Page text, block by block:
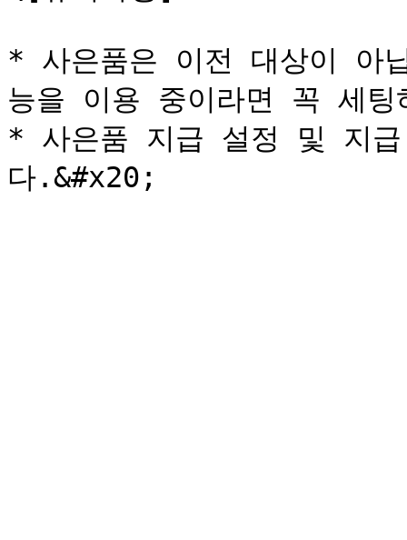
* 사은품은 이전 대상이 아
능을 이용 중이라면 꼭 세
* 사은품 지급 설정 및 지